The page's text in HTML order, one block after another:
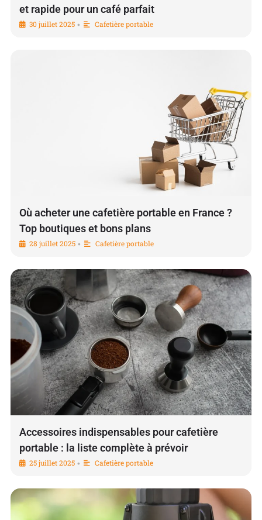
et rapide pour un café parfait
30 juillet 2025 • Cafetière portable
Où acheter une cafetière portable en France ?
Top boutiques et bons plans
28 juillet 2025 • Cafetière portable
Accessoires indispensables pour cafetière
portable : la liste complète à prévoir
25 juillet 2025 • Cafetière portable